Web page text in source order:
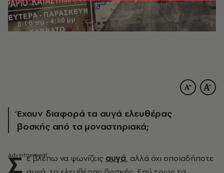
Έχουν διαφορά τα αυγά ελευθέρας
βοσκής από τα μοναστηριακά;
Σ ε βλέπω να ψωνίζεις αυγά, αλλά όχι οποιαδήποτε